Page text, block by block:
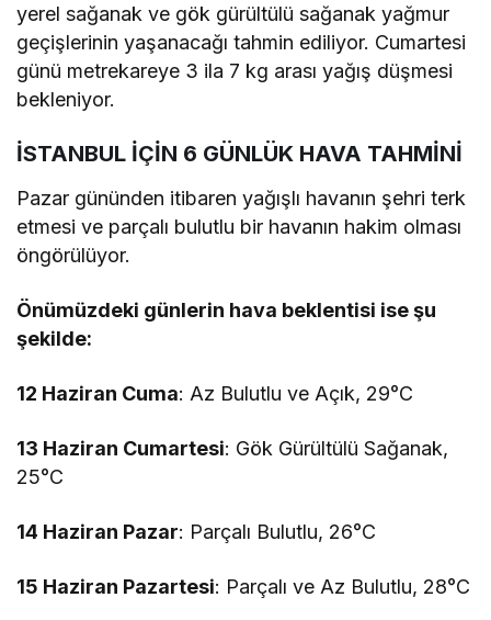
yerel sağanak ve gök gürültülü sağanak yağmur
geçişlerinin yaşanacağı tahmin ediliyor. Cumartesi
günü metrekareye 3 ila 7 kg arası yağış düşmesi
bekleniyor.
İSTANBUL İÇİN 6 GÜNLÜK HAVA TAHMİNİ
Pazar gününden itibaren yağışlı havanın şehri terk
etmesi ve parçalı bulutlu bir havanın hakim olması
öngörülüyor.
Önümüzdeki günlerin hava beklentisi ise şu
şekilde:
12 Haziran Cuma: Az Bulutlu ve Açık, 29°C
13 Haziran Cumartesi: Gök Gürültülü Sağanak,
25°C
14 Haziran Pazar: Parçalı Bulutlu, 26°C
15 Haziran Pazartesi: Parçalı ve Az Bulutlu, 28°C